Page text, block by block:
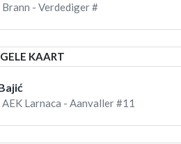
Brann - Verdediger #
GELE KAART
AEK Larnaca - Aanvaller #11